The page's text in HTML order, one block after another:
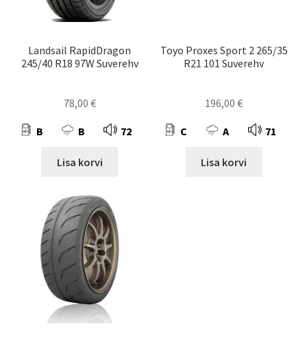
Landsail RapidDragon
245/40 R18 97W Suverehv
78,00 €
B B 72
Lisa korvi
Toyo Proxes Sport 2 265/35
R21 101 Suverehv
196,00€
C A 71
Lisa korvi